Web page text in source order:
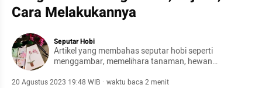
Cara Melakukannya
Seputar Hobi
Artikel yang membahas seputar hobi seperti
menggambar, memelihara tanaman, hewan
20 Agustus 2023 19:48 WIB · waktu baca 2 menit